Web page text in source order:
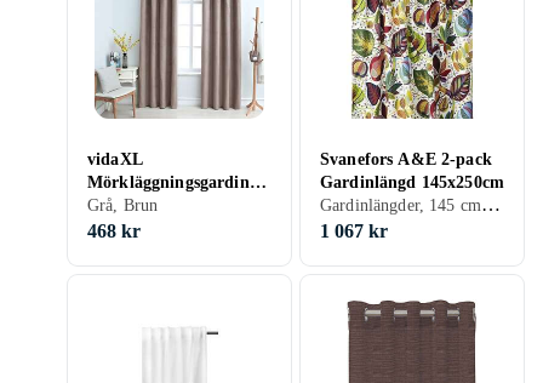
vidaXL
Mörkläggningsgardiner
med metallringar 2 st
taupe 140x245 cm
Grå, Brun
468 kr
Svanefors A&E 2-pack
Gardinlängd 145x250cm
Gardinlängder, 145 cm, 250 cm, Brun, Blå, Röd, Creme/Beige
1 067 kr